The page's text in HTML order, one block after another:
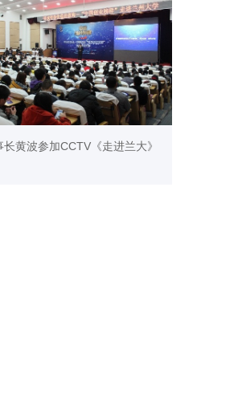
黄波参加CCTV《走进兰大》